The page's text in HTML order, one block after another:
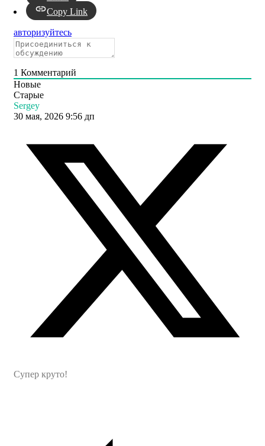
Copy Link
авторизуйтесь
1 Комментарий
Новые
Старые
Sergey
30 мая, 2026 9:56 дп
Супер круто!